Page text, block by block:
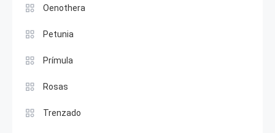
Oenothera
Petunia
Prímula
Rosas
Trenzado